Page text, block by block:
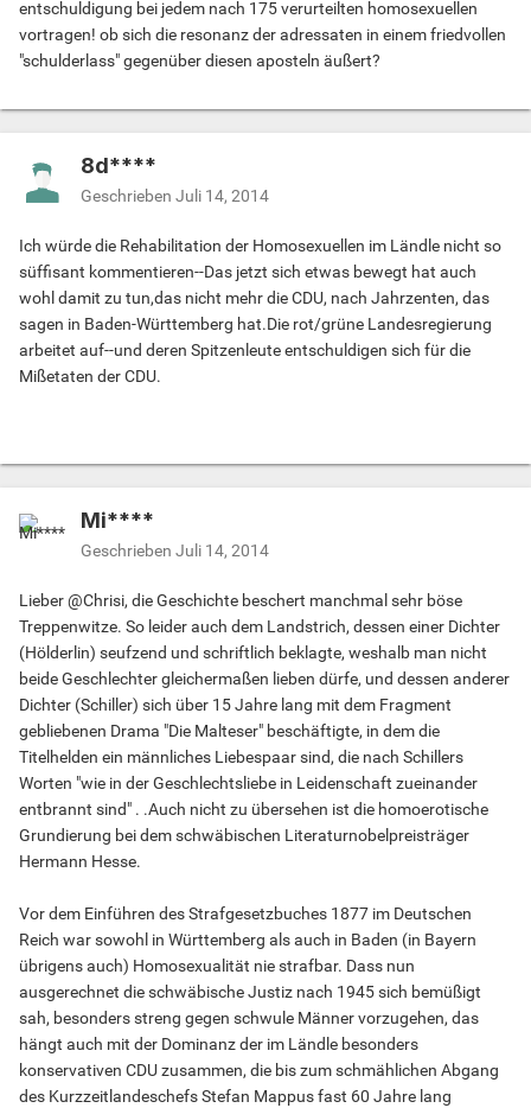
entschuldigung bei jedem nach 175 verurteilten homosexuellen
vortragen! ob sich die resonanz der adressaten in einem friedvollen
"schulderlass" gegenüber diesen aposteln äußert?
8d****
Geschrieben Juli 14, 2014
Ich würde die Rehabilitation der Homosexuellen im Ländle nicht so
süffisant kommentieren--Das jetzt sich etwas bewegt hat auch
wohl damit zu tun,das nicht mehr die CDU, nach Jahrzenten, das
sagen in Baden-Württemberg hat.Die rot/grüne Landesregierung
arbeitet auf--und deren Spitzenleute entschuldigen sich für die
Mißetaten der CDU.
Mi****
Geschrieben Juli 14, 2014
Lieber @Chrisi, die Geschichte beschert manchmal sehr böse
Treppenwitze. So leider auch dem Landstrich, dessen einer Dichter
(Hölderlin) seufzend und schriftlich beklagte, weshalb man nicht
beide Geschlechter gleichermaßen lieben dürfe, und dessen anderer
Dichter (Schiller) sich über 15 Jahre lang mit dem Fragment
gebliebenen Drama "Die Malteser" beschäftigte, in dem die
Titelhelden ein männliches Liebespaar sind, die nach Schillers
Worten "wie in der Geschlechtsliebe in Leidenschaft zueinander
entbrannt sind" . .Auch nicht zu übersehen ist die homoerotische
Grundierung bei dem schwäbischen Literaturnobelpreisträger
Hermann Hesse.
Vor dem Einführen des Strafgesetzbuches 1877 im Deutschen
Reich war sowohl in Württemberg als auch in Baden (in Bayern
übrigens auch) Homosexualität nie strafbar. Dass nun
ausgerechnet die schwäbische Justiz nach 1945 sich bemüßigt
sah, besonders streng gegen schwule Männer vorzugehen, das
hängt auch mit der Dominanz der im Ländle besonders
konservativen CDU zusammen, die bis zum schmählichen Abgang
des Kurzzeitlandeschefs Stefan Mappus fast 60 Jahre lang